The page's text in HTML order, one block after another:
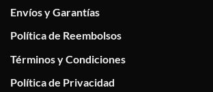
Envíos y Garantías
Política de Reembolsos
Términos y Condiciones
Política de Privacidad